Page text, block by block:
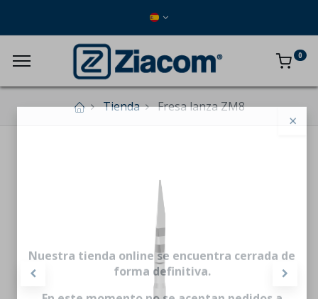
0
Tienda Fresa lanza ZM8
×
Nuestra tienda online se encuentra cerrada de
forma definitiva.